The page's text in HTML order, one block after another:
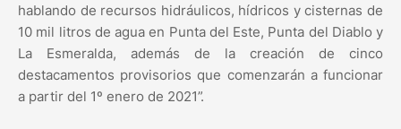
hablando de recursos hidráulicos, hídricos y cisternas de
10 mil litros de agua en Punta del Este, Punta del Diablo y
La Esmeralda, además de la creación de cinco
destacamentos provisorios que comenzarán a funcionar
a partir del 1º enero de 2021”.